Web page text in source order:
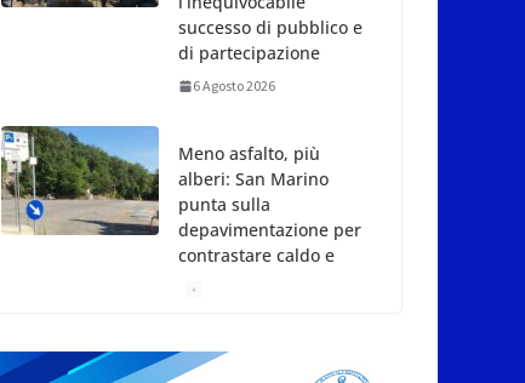
Meno asfalto, più
alberi: San Marino
punta sulla
rischio idrogeologico
6 Agosto 2026
San Marino. USL:
l’inferno di Marcinelle
6 Agosto 2026